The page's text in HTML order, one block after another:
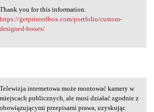
you for this
Thank you for this information.
https://getprintedbox.com/portfolio/custom-
designed-boxes/
internetowa może
Telewizja internetowa może montować kamery w
miejscach publicznych, ale musi działać zgodnie z
obowiązującymi przepisami prawa, uzyskując